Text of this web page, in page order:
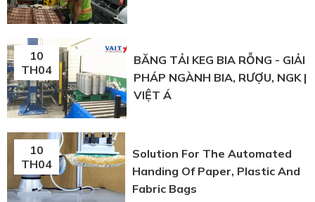
10
TH04
BĂNG TẢI KEG BIA RỖNG - GIẢI
PHÁP NGÀNH BIA, RƯỢU, NGK |
VIỆT Á
10
TH04
Solution For The Automated
Handing Of Paper, Plastic And
Fabric Bags